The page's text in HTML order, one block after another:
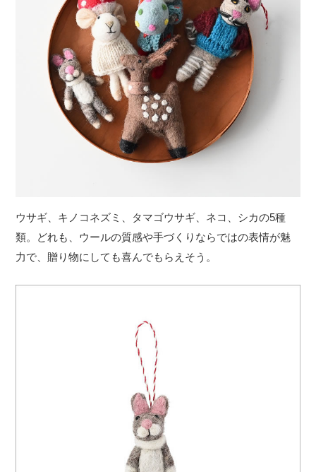
ウサギ、キノコネズミ、タマゴウサギ、ネコ、シカの5種
類。どれも、ウールの質感や手づくりならではの表情が魅
力で、贈り物にしても喜んでもらえそう。